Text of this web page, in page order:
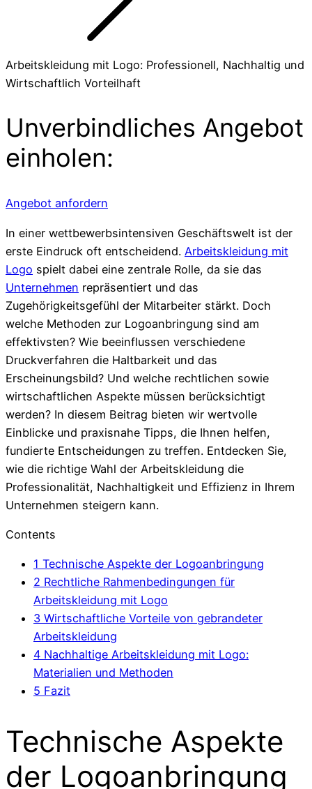
Arbeitskleidung mit Logo: Professionell, Nachhaltig und
Wirtschaftlich Vorteilhaft
Unverbindliches Angebot
einholen:
Angebot anfordern
In einer wettbewerbsintensiven Geschäftswelt ist der
erste Eindruck oft entscheidend. Arbeitskleidung mit
Logo spielt dabei eine zentrale Rolle, da sie das
Unternehmen repräsentiert und das
Zugehörigkeitsgefühl der Mitarbeiter stärkt. Doch
welche Methoden zur Logoanbringung sind am
effektivsten? Wie beeinflussen verschiedene
Druckverfahren die Haltbarkeit und das
Erscheinungsbild? Und welche rechtlichen sowie
wirtschaftlichen Aspekte müssen berücksichtigt
werden? In diesem Beitrag bieten wir wertvolle
Einblicke und praxisnahe Tipps, die Ihnen helfen,
fundierte Entscheidungen zu treffen. Entdecken Sie,
wie die richtige Wahl der Arbeitskleidung die
Professionalität, Nachhaltigkeit und Effizienz in Ihrem
Unternehmen steigern kann.
Contents
1 Technische Aspekte der Logoanbringung
2 Rechtliche Rahmenbedingungen für
Arbeitskleidung mit Logo
3 Wirtschaftliche Vorteile von gebrandeter
Arbeitskleidung
4 Nachhaltige Arbeitskleidung mit Logo:
Materialien und Methoden
5 Fazit
Technische Aspekte
der Logoanbringung